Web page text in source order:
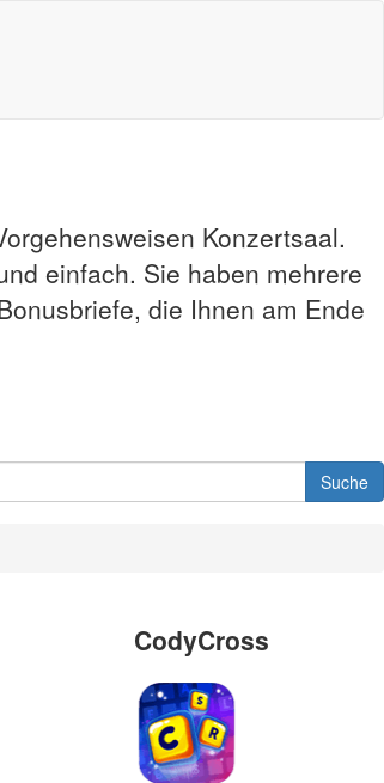
Konzertsaal.
einfach. Sie haben mehrere
die Ihnen am Ende
Suche
CodyCross